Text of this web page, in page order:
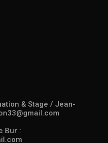
& Stage / Jean-
Bur :